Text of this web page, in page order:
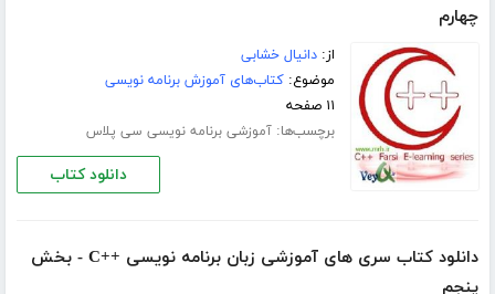
چهارم
از:دانیال خشابی
موضوع:کتاب‌های آموزش برنامه نویسی
۱۱ صفحه
برچسب‌ها:آموزشی برنامه نویسی سی پلاس
دانلود کتاب
دانلود کتاب سری های آموزشی زبان برنامه نویسی ++C - بخش
پنجم